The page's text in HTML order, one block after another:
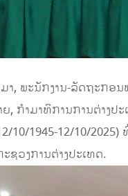
, ພະນັກງານ-ລັດຖະກອ
ກໍາມາທິການການຕ່າງປ
1945-12/10/
ວງການຕ່າງປະເທດ.